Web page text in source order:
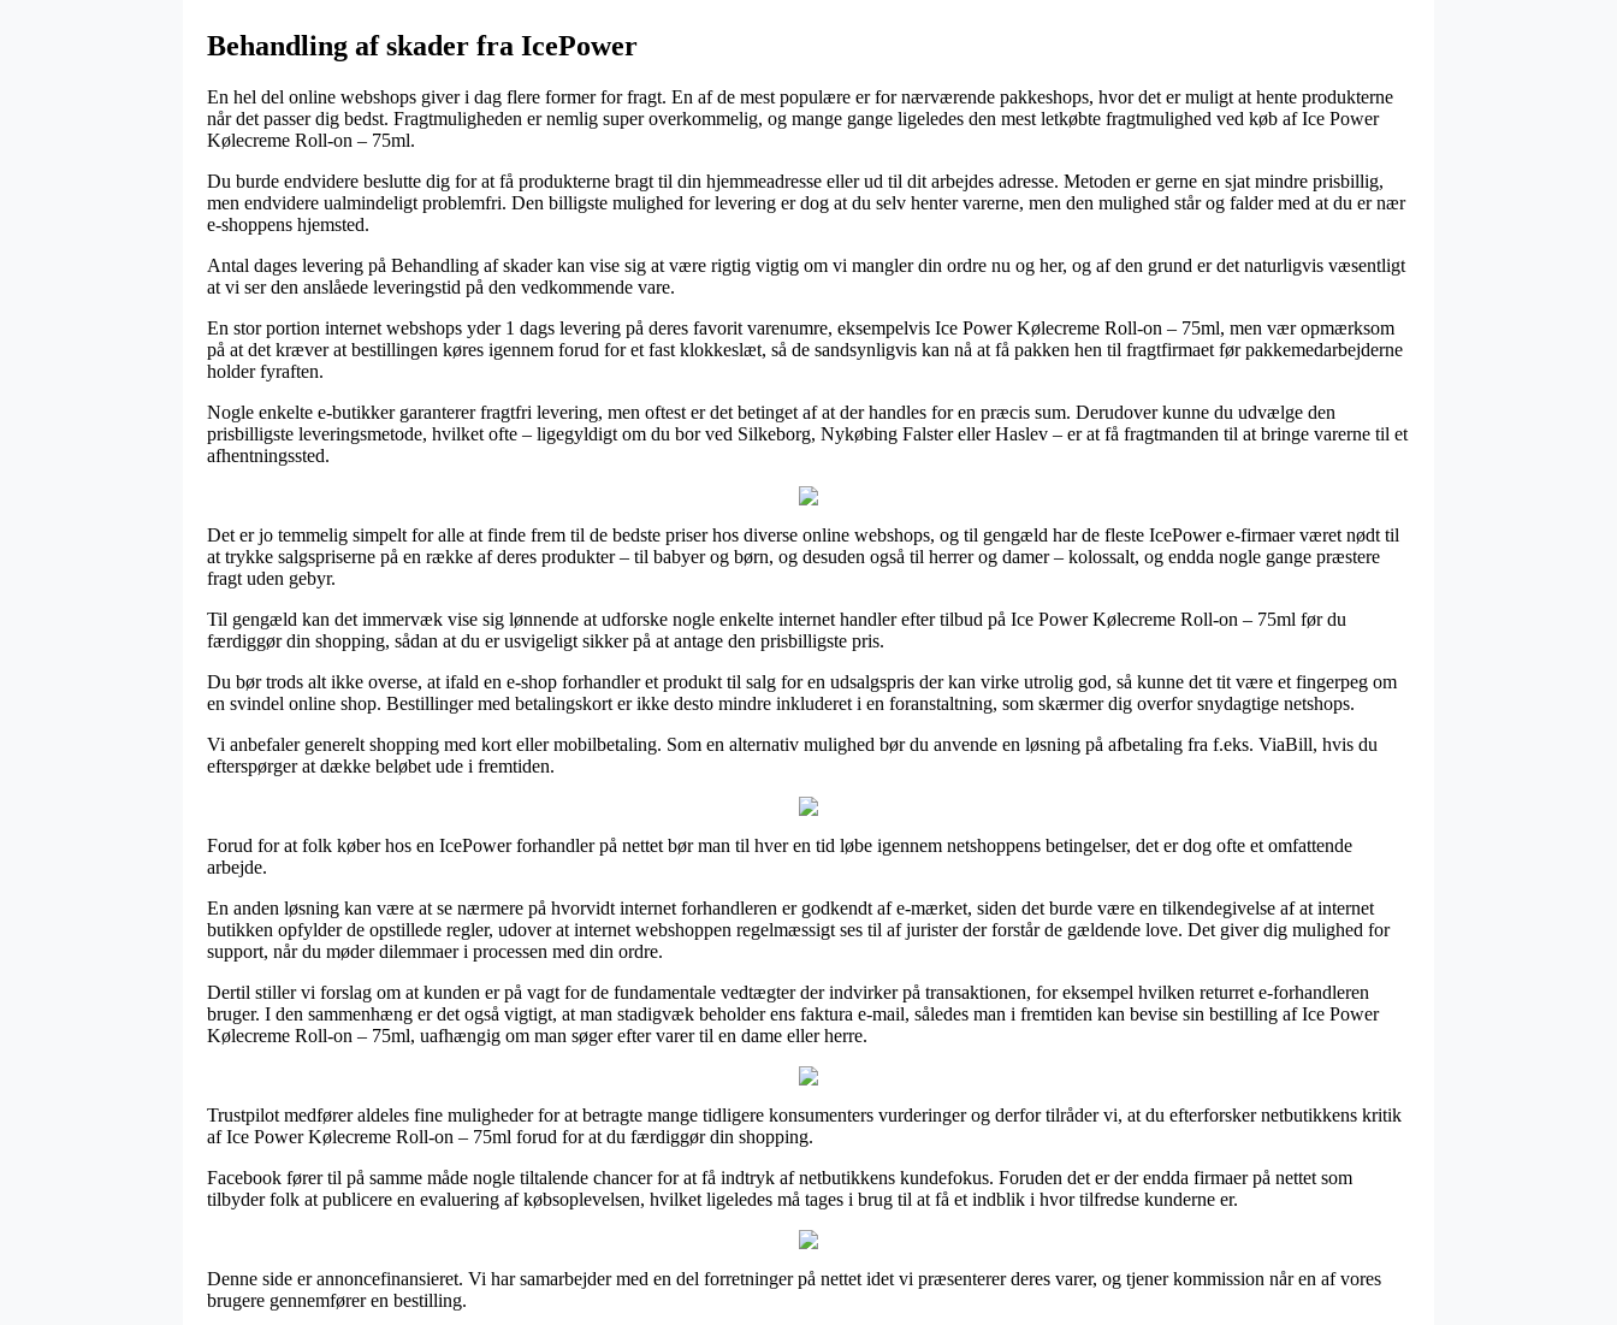
Behandling af skader fra IcePower
En hel del online webshops giver i dag flere former for fragt. En af de mest populære er for nærværende pakkeshops, hvor det er muligt at hente produkterne
når det passer dig bedst. Fragtmuligheden er nemlig super overkommelig, og mange gange ligeledes den mest letkøbte fragtmulighed ved køb af Ice Power
Kølecreme Roll-on – 75ml.
Du burde endvidere beslutte dig for at få produkterne bragt til din hjemmeadresse eller ud til dit arbejdes adresse. Metoden er gerne en sjat mindre prisbillig,
men endvidere ualmindeligt problemfri. Den billigste mulighed for levering er dog at du selv henter varerne, men den mulighed står og falder med at du er nær
e-shoppens hjemsted.
Antal dages levering på Behandling af skader kan vise sig at være rigtig vigtig om vi mangler din ordre nu og her, og af den grund er det naturligvis væsentligt
at vi ser den anslåede leveringstid på den vedkommende vare.
En stor portion internet webshops yder 1 dags levering på deres favorit varenumre, eksempelvis Ice Power Kølecreme Roll-on – 75ml, men vær opmærksom
på at det kræver at bestillingen køres igennem forud for et fast klokkeslæt, så de sandsynligvis kan nå at få pakken hen til fragtfirmaet før pakkemedarbejderne
holder fyraften.
Nogle enkelte e-butikker garanterer fragtfri levering, men oftest er det betinget af at der handles for en præcis sum. Derudover kunne du udvælge den
prisbilligste leveringsmetode, hvilket ofte – ligegyldigt om du bor ved Silkeborg, Nykøbing Falster eller Haslev – er at få fragtmanden til at bringe varerne til et
afhentningssted.
Det er jo temmelig simpelt for alle at finde frem til de bedste priser hos diverse online webshops, og til gengæld har de fleste IcePower e-firmaer været nødt til
at trykke salgspriserne på en række af deres produkter – til babyer og børn, og desuden også til herrer og damer – kolossalt, og endda nogle gange præstere
fragt uden gebyr.
Til gengæld kan det immervæk vise sig lønnende at udforske nogle enkelte internet handler efter tilbud på Ice Power Kølecreme Roll-on – 75ml før du
færdiggør din shopping, sådan at du er usvigeligt sikker på at antage den prisbilligste pris.
Du bør trods alt ikke overse, at ifald en e-shop forhandler et produkt til salg for en udsalgspris der kan virke utrolig god, så kunne det tit være et fingerpeg om
en svindel online shop. Bestillinger med betalingskort er ikke desto mindre inkluderet i en foranstaltning, som skærmer dig overfor snydagtige netshops.
Vi anbefaler generelt shopping med kort eller mobilbetaling. Som en alternativ mulighed bør du anvende en løsning på afbetaling fra f.eks. ViaBill, hvis du
efterspørger at dække beløbet ude i fremtiden.
Forud for at folk køber hos en IcePower forhandler på nettet bør man til hver en tid løbe igennem netshoppens betingelser, det er dog ofte et omfattende
arbejde.
En anden løsning kan være at se nærmere på hvorvidt internet forhandleren er godkendt af e-mærket, siden det burde være en tilkendegivelse af at internet
butikken opfylder de opstillede regler, udover at internet webshoppen regelmæssigt ses til af jurister der forstår de gældende love. Det giver dig mulighed for
support, når du møder dilemmaer i processen med din ordre.
Dertil stiller vi forslag om at kunden er på vagt for de fundamentale vedtægter der indvirker på transaktionen, for eksempel hvilken returret e-forhandleren
bruger. I den sammenhæng er det også vigtigt, at man stadigvæk beholder ens faktura e-mail, således man i fremtiden kan bevise sin bestilling af Ice Power
Kølecreme Roll-on – 75ml, uafhængig om man søger efter varer til en dame eller herre.
Trustpilot medfører aldeles fine muligheder for at betragte mange tidligere konsumenters vurderinger og derfor tilråder vi, at du efterforsker netbutikkens kritik
af Ice Power Kølecreme Roll-on – 75ml forud for at du færdiggør din shopping.
Facebook fører til på samme måde nogle tiltalende chancer for at få indtryk af netbutikkens kundefokus. Foruden det er der endda firmaer på nettet som
tilbyder folk at publicere en evaluering af købsoplevelsen, hvilket ligeledes må tages i brug til at få et indblik i hvor tilfredse kunderne er.
Denne side er annoncefinansieret. Vi har samarbejder med en del forretninger på nettet idet vi præsenterer deres varer, og tjener kommission når en af vores
brugere gennemfører en bestilling.